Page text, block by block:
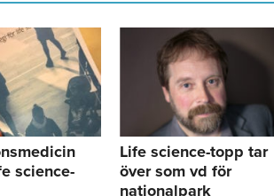
science-
Life science-topp tar
över som vd för
nationalpark